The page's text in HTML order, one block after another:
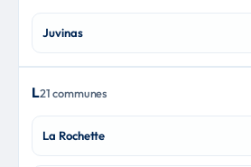
Juvinas
L21 communes
La Rochette